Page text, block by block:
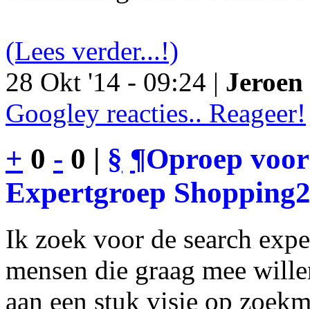
(Lees verder...!)
28 Okt '14 - 09:24 |
Googley reacties.. Reageer!
+ 0 - 0 | § ¶Oproep
Expertgroep
Ik zoek voor de search
mensen die graag mee
aan een stuk visie op